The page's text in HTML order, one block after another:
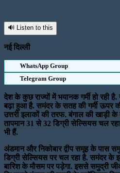
🔊 Listen to this
नई दिल्ली
WhatsApp Group
Telegram Group
देश के कुछ राज्यों में भयानक गर्मी हो रही
बढ़ा हुआ है. समंदर के सतह की गर्मी ऊपर
उत्तरी इलाकों की तरफ. बंगाल की खाड़ी के
तापमान 31 से 32 डिग्री सेल्सियस चल
भी हैं.
अंडमान और निकोबार द्वीप समूह के पास
डिग्री सेल्सियस पर चल रहा है. समंदर के
बारिश के मौसम पर पड़ेगा. इससे समुद्री